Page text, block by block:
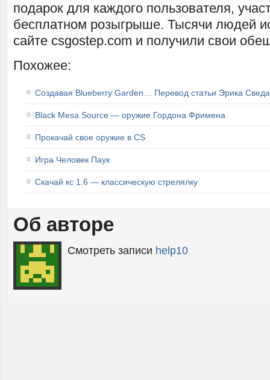
подарок для каждого пользователя,
бесплатном розыгрыше. Тысячи людей
сайте csgostep.com и получили свои
Похожее:
Создавая Blueberry Garden… Перевод статьи Эрика
Black Mesa Source — оружие Гордона Фримена
Прокачай свое оружие в CS
Игра Человек Паук
Скачай кс 1.6 — классическую стрелялку
Об авторе
Смотреть записи help10